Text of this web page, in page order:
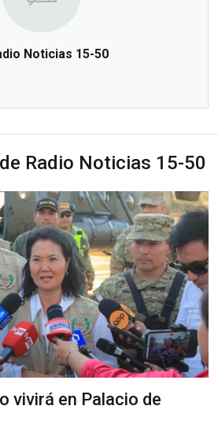
Noticias 15-50
Radio Noticias 15-50
vivirá en Palacio de